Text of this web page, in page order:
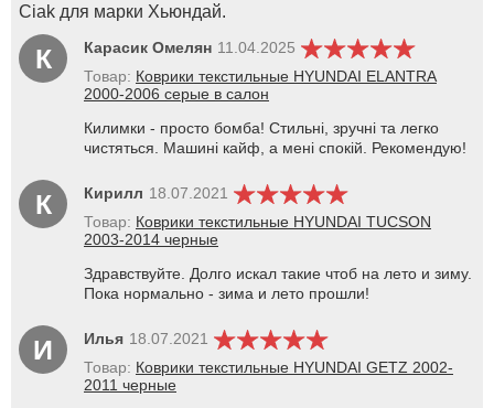
Ciak для марки Хьюндай.
К Карасик Омелян 11.04.2025
Товар: Коврики текстильные HYUNDAI ELANTRA
2000-2006 серые в салон
Килимки - просто бомба! Стильні, зручні та легко
чистяться. Машині кайф, а мені спокій. Рекомендую!
К Кирилл 18.07.2021
Товар: Коврики текстильные HYUNDAI TUCSON
2003-2014 черные
Здравствуйте. Долго искал такие чтоб на лето и зиму.
Пока нормально - зима и лето прошли!
И Илья 18.07.2021
Товар: Коврики текстильные HYUNDAI GETZ 2002-
2011 черные